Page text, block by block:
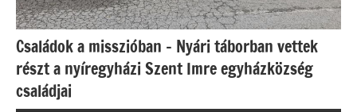
Családok a misszióban – Nyári táborban vettek
részt a nyíregyházi Szent Imre egyházközség
családjai